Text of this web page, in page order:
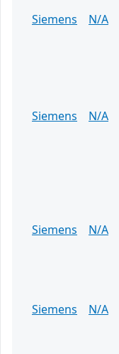
Siemens
N/A
Siemens
N/A
Siemens
N/A
Siemens
N/A